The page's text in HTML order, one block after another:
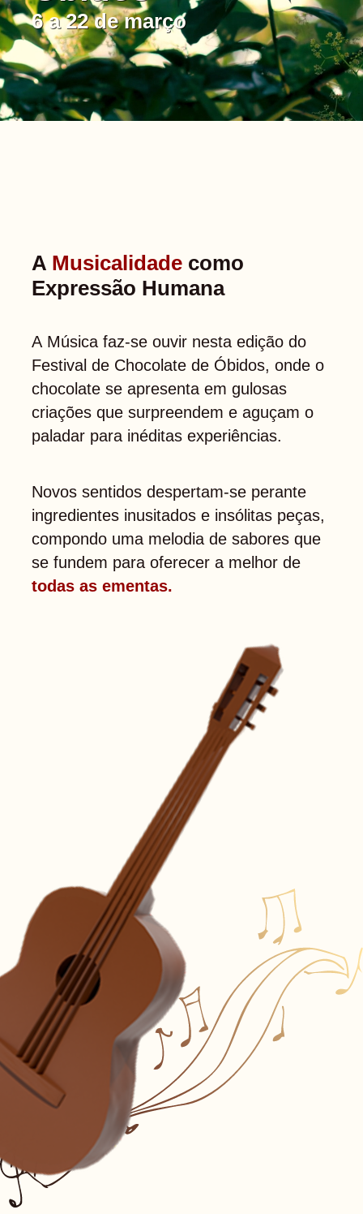
Info
6 a 22 de março
A Musicalidade como
Expressão Humana
A Música faz-se ouvir nesta edição do
Festival de Chocolate de Óbidos, onde o
chocolate se apresenta em gulosas
criações que surpreendem e aguçam o
paladar para inéditas experiências.
Novos sentidos despertam-se perante
ingredientes inusitados e insólitas peças,
compondo uma melodia de sabores que
se fundem para oferecer a melhor de
todas as ementas.